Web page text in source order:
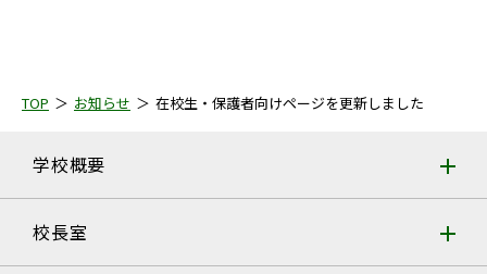
TOP お知らせ 在校生・保護者向けページを更新しました
学校概要
校長室